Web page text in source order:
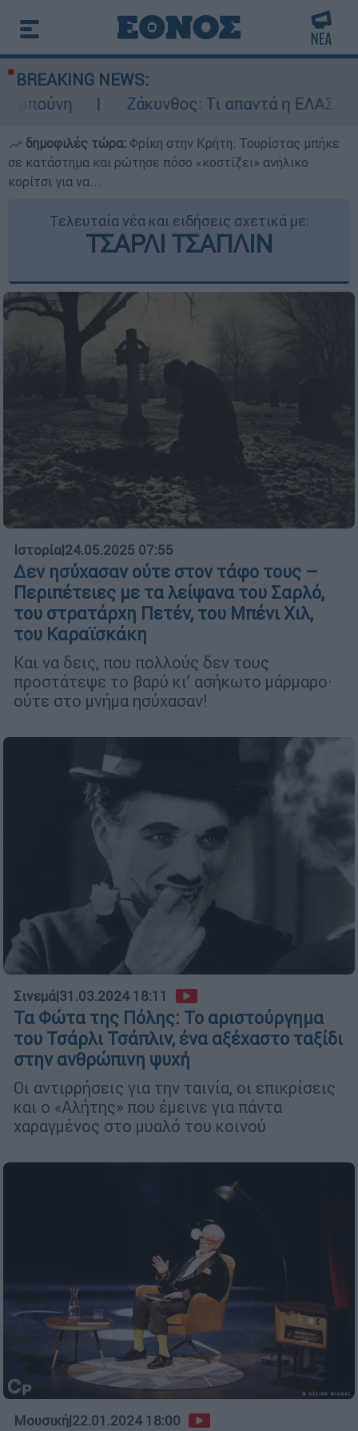
BREAKING NEWS:
Ζάκυνθος: Τι απαντά η ΕΛΑΣ για τους 8
δημοφιλές τώρα: Φρίκη στην Κρήτη: Τουρίστας μπήκε
σε κατάστημα και ρώτησε πόσο «κοστίζει» ανήλικο
κορίτσι για να...
Τελευταία νέα και ειδήσεις σχετικά με:
ΤΣΑΡΛΙ ΤΣΑΠΛΙΝ
Ιστορία|24.05.2025 07:55
Δεν ησύχασαν ούτε στον τάφο τους –
Περιπέτειες με τα λείψανα του Σαρλό,
του στρατάρχη Πετέν, του Μπένι Χιλ,
του Καραϊσκάκη
Και να δεις, που πολλούς δεν τους
προστάτεψε το βαρύ κι’ ασήκωτο μάρμαρο·
ούτε στο μνήμα ησύχασαν!
Σινεμά|31.03.2024 18:11
Τα Φώτα της Πόλης: Το αριστούργημα
του Τσάρλι Τσάπλιν, ένα αξέχαστο ταξίδι
στην ανθρώπινη ψυχή
Οι αντιρρήσεις για την ταινία, οι επικρίσεις
και ο «Αλήτης» που έμεινε για πάντα
χαραγμένος στο μυαλό του κοινού
Μουσική|22.01.2024 18:00